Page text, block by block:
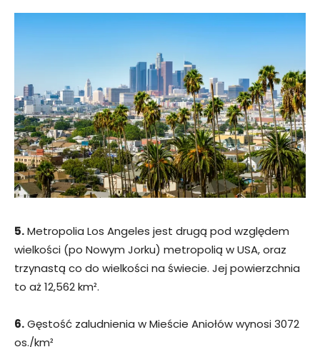
5.Metropolia Los Angeles jest drugą pod względem
wielkości (po Nowym Jorku) metropolią w USA, oraz
trzynastą co do wielkości na świecie. Jej powierzchnia
to aż 12,562 km².
6.Gęstość zaludnienia w Mieście Aniołów wynosi 3072
os./km²